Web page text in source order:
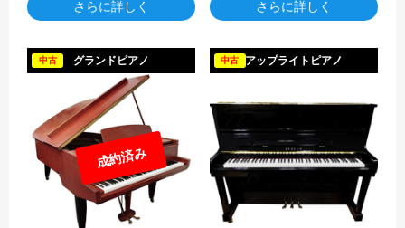
さらに詳しく さらに詳しく
グランドピアノ
中古
成約済み
アップライトピアノ
中古